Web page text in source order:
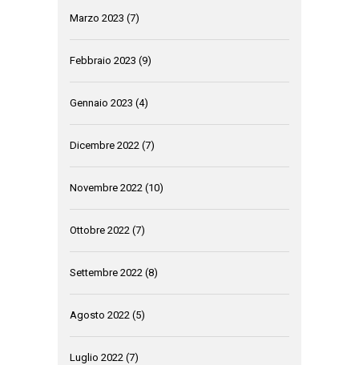
Marzo 2023 (7)
Febbraio 2023 (9)
Gennaio 2023 (4)
Dicembre 2022 (7)
Novembre 2022 (10)
Ottobre 2022 (7)
Settembre 2022 (8)
Agosto 2022 (5)
Luglio 2022 (7)